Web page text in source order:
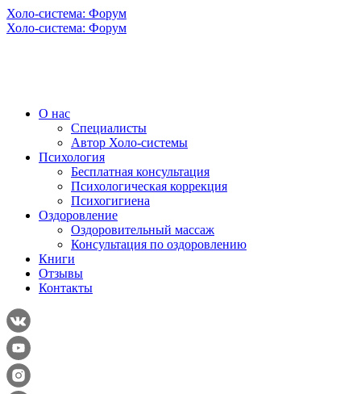
Холо-система: Форум
Холо-система: Форум
О нас
Специалисты
Автор Холо-системы
Психология
Бесплатная консультация
Психологическая коррекция
Психогигиена
Оздоровление
Оздоровительный массаж
Консультация по оздоровлению
Книги
Отзывы
Контакты